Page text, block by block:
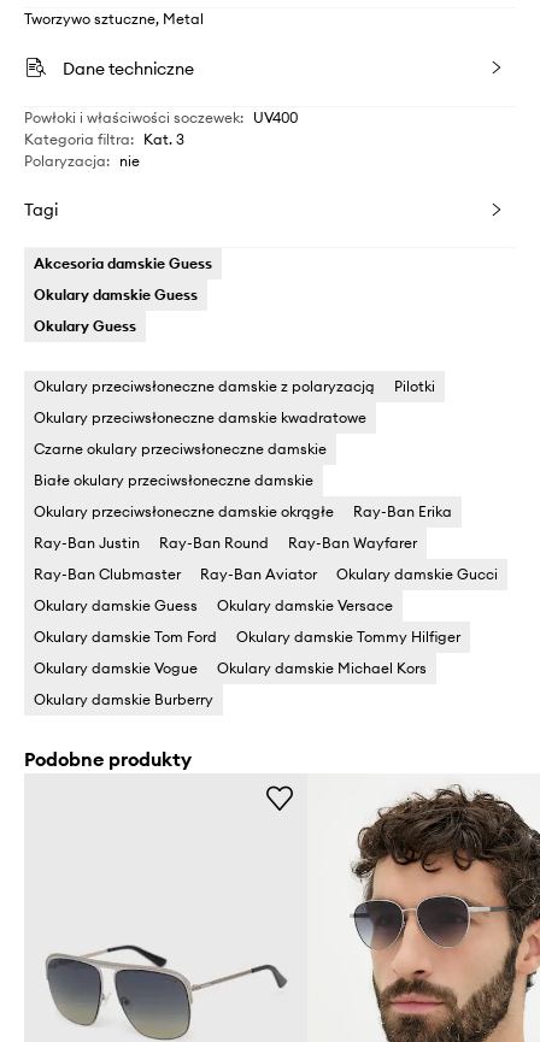
Tworzywo sztuczne, Metal
Dane techniczne
Powłoki i właściwości soczewek: UV400
Kategoria filtra: Kat. 3
Polaryzacja: nie
Tagi
Akcesoria damskie Guess
Okulary damskie Guess
Okulary Guess
Okulary przeciwsłoneczne damskie z polaryzacją
Pilotki
Okulary przeciwsłoneczne damskie kwadratowe
Czarne okulary przeciwsłoneczne damskie
Białe okulary przeciwsłoneczne damskie
Okulary przeciwsłoneczne damskie okrągłe
Ray-Ban Erika
Ray-Ban Justin
Ray-Ban Round
Ray-Ban Wayfarer
Ray-Ban Clubmaster
Ray-Ban Aviator
Okulary damskie Gucci
Okulary damskie Guess
Okulary damskie Versace
Okulary damskie Tom Ford
Okulary damskie Tommy Hilfiger
Okulary damskie Vogue
Okulary damskie Michael Kors
Okulary damskie Burberry
Podobne produkty